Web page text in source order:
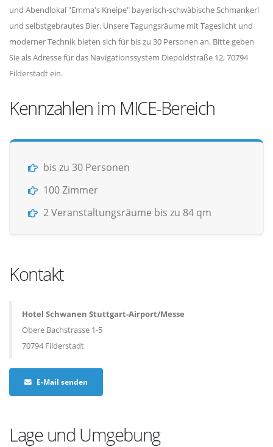
und Abendlokal "Emma's Kneipe" bayerisch-schwäbische Schmankerl
und selbstgebrautes Bier. Unsere Tagungsräume mit Tageslicht und
moderner Technik bieten sich für bis zu 30 Personen an. Bitte geben
Sie als Adresse für das Navigationssystem Diepoldstraße 12, 70794
Filderstadt ein.
Kennzahlen im MICE-Bereich
bis zu 30 Personen
100 Zimmer
2 Veranstaltungsräume bis zu 84 qm
Kontakt
Hotel Schwanen Stuttgart-Airport/Messe
Obere Bachstrasse 1-5
70794 Filderstadt
E-Mail senden
Lage und Umgebung